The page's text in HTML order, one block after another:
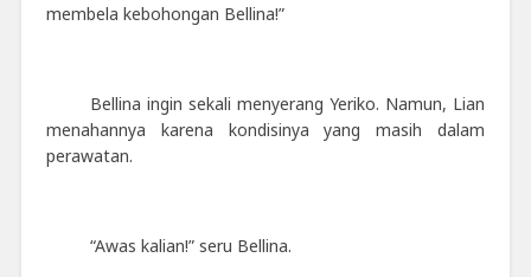
membela kebohongan Bellina!”
Bellina ingin sekali menyerang Yeriko. Namun, Lian
menahannya karena kondisinya yang masih dalam
perawatan.
“Awas kalian!” seru Bellina.